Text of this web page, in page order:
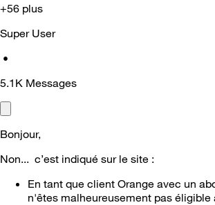
+56 plus
Super User
•
5.1K Messages
Bonjour,
Non... c’est indiqué sur le site :
En tant que client Orange avec un
n'êtes malheureusement pas éligible